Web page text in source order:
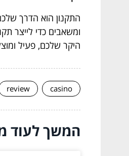
התקנון הוא הדרך
ומשאבים כדי לייצר
היקר שלכם, פעיל
casino
review
המשך לעוד